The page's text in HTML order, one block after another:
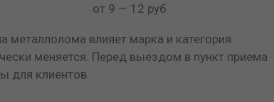
от 9 — 12 руб
влияет марка и категория.
меняется. Перед выездом в пункт приема
для клиентов.